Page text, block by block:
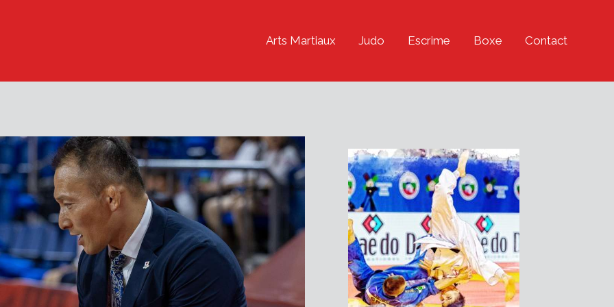
Arts Martiaux Judo Escrime Boxe Contact